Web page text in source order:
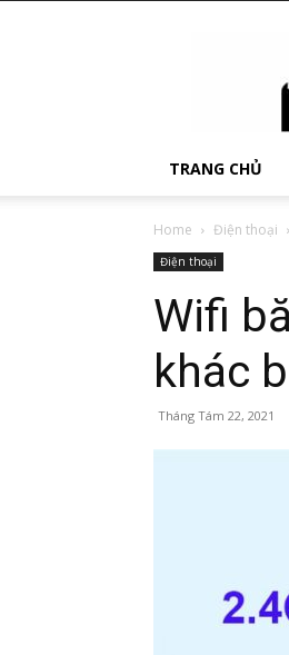
TRANG CHỦ
Home Điện thoại
Điện thoại
Wifi
khác
Tháng Tám 22, 2021